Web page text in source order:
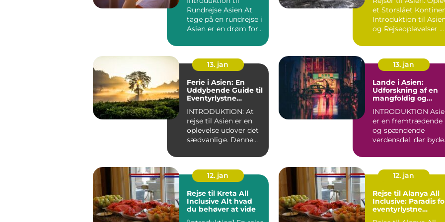
Rundrejse Asien At
tage på en rundrejse i
Asien er en drøm for
e...
Rejsende
et Storslået
Introduktion til
og Rejseoplevelser ...
13. jan
Ferie i Asien: En
Uddybende Guide til
Eventyrlystne
INTRODUKTION: At
rejse til Asien er en
oplevelse udover det
sædvanlige. Denne
13. jan
Lande i Asien:
Udforskning af en
mangfoldig og
INTRODUKTION Asien
er en fremtrædende
og spændende
verdensdel, der
blandin...
12. jan
Rejse til Kreta All
Inclusive Alt hvad
du behøver at vide
12. jan
Rejse til Alanya All
Inclusive: Paradis
eventyrlystne